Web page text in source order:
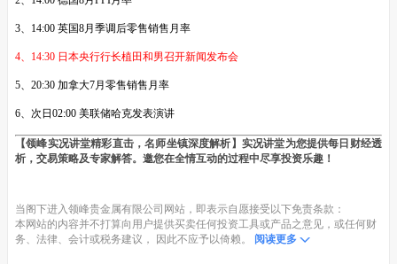
3、14:00 英国8月季调后零售销售月率
4、14:30 日本央行行长植田和男召开新闻发布会
5、20:30 加拿大7月零售销售月率
6、次日02:00 美联储哈克发表演讲
【领峰实况讲堂精彩直击，名师坐镇深度解析】实况讲堂为您提供每日财经透
析，交易策略及专家解答。邀您在全情互动的过程中尽享投资乐趣！
当阁下进入领峰贵金属有限公司网站，即表示自愿接受以下免责条款：
本网站的内容并不打算向用户提供买卖任何投资工具或产品之意见，或任何财
务、法律、会计或税务建议， 因此不应予以倚赖。 阅读更多